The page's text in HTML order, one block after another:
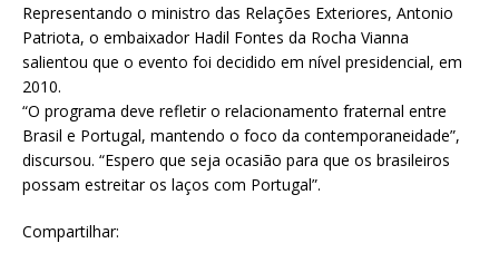
Representando o ministro das Relações Exteriores, Antonio
Patriota, o embaixador Hadil Fontes da Rocha Vianna
salientou que o evento foi decidido em nível presidencial, em
2010.
“O programa deve refletir o relacionamento fraternal entre
Brasil e Portugal, mantendo o foco da contemporaneidade”,
discursou. “Espero que seja ocasião para que os brasileiros
possam estreitar os laços com Portugal”.
Compartilhar: